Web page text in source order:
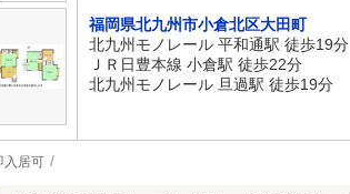
福岡県北九州市小倉北区大田町
北九州モノレール 平和通駅 徒歩19分
ＪＲ日豊本線 小倉駅 徒歩22分
北九州モノレール 旦過駅 徒歩19分
入居可